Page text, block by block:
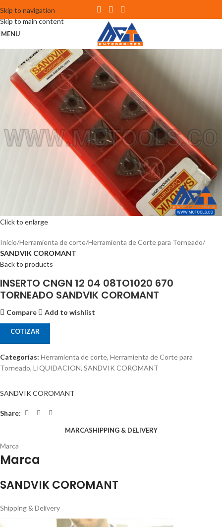
Skip to navigation
Skip to main content
MENU
Click to enlarge
Inicio Herramienta de corte Herramienta de Corte para Torneado
SANDVIK COROMANT
Back to products
INSERTO CNGN 12 04 08TO1020 670
TORNEADO SANDVIK COROMANT
Compare Add to wishlist
COTIZAR
Categorías: Herramienta de corte, Herramienta de Corte para
Torneado, LIQUIDACION, SANDVIK COROMANT
SANDVIK COROMANT
Share:
MARCASHIPPING & DELIVERY
Marca
Marca
SANDVIK COROMANT
Shipping & Delivery